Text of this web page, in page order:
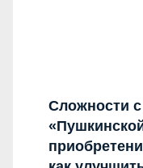
Сложности